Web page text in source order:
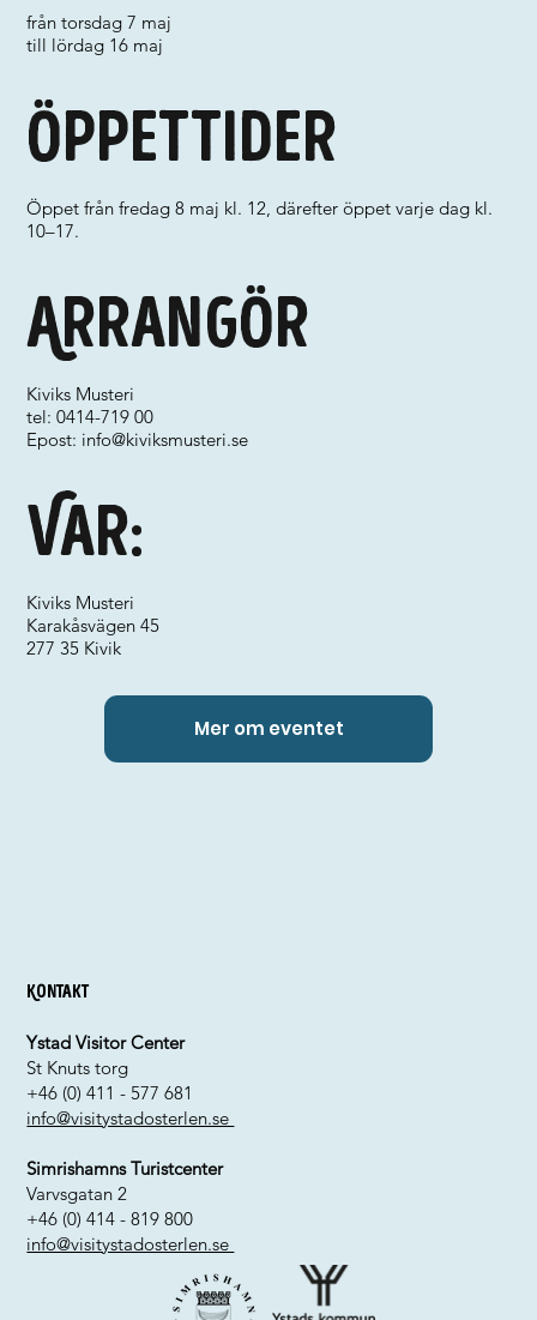
från torsdag 7 maj
till lördag 16 maj
Var:
Arrangör
Kiviks Musteri
tel: 0414-719 00
Epost: info@kiviksmusteri.se
Kiviks Musteri
Karakåsvägen 45
277 35 Kivik
Öppettider
Öppet från fredag 8 maj kl. 12, därefter öppet varje dag kl.
10–17.
Mer om eventet
Kontakt
Ystad Visitor Center
St Knuts torg
+46 (0) 411 - 577 681
info@visitystadosterlen.se
Simrishamns Turistcenter
Varvsgatan 2
+46 (0) 414 - 819 800
info@visitystadosterlen.se